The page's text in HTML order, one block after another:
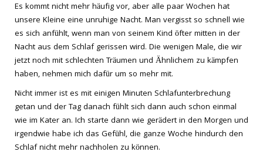
Es kommt nicht mehr häufig vor, aber alle paar Wochen hat
unsere Kleine eine unruhige Nacht. Man vergisst so schnell wie
es sich anfühlt, wenn man von seinem Kind öfter mitten in der
Nacht aus dem Schlaf gerissen wird. Die wenigen Male, die wir
jetzt noch mit schlechten Träumen und Ähnlichem zu kämpfen
haben, nehmen mich dafür um so mehr mit.
Nicht immer ist es mit einigen Minuten Schlafunterbrechung
getan und der Tag danach fühlt sich dann auch schon einmal
wie im Kater an. Ich starte dann wie gerädert in den Morgen und
irgendwie habe ich das Gefühl, die ganze Woche hindurch den
Schlaf nicht mehr nachholen zu können.